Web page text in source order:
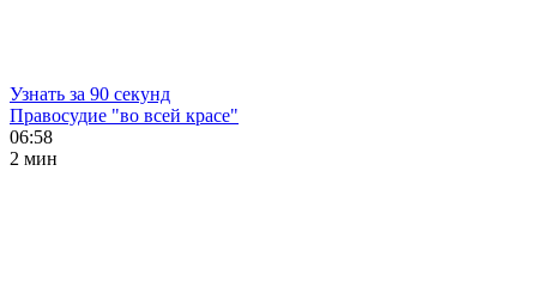
Узнать за 90 секунд
Правосудие "во всей красе"
06:58
2 мин